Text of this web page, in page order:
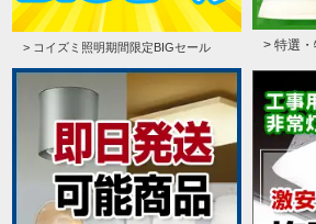
> コイズミ照明期間限定BIGセール > 特選